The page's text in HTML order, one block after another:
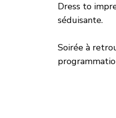
Dress to
séduisante.
Soirée à